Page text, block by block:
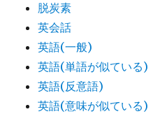
脱炭素
英会話
英語(一般)
英語(単語が似ている)
英語(反意語)
英語(意味が似ている)